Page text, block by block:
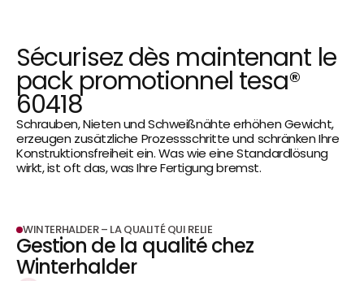
Sécurisez dès maintenant le
pack promotionnel tesa®
60418﻿
Schrauben, Nieten und Schweißnähte erhöhen Gewicht,
erzeugen zusätzliche Prozessschritte und schränken Ihre
Konstruktionsfreiheit ein. Was wie eine Standardlösung
wirkt, ist oft das, was Ihre Fertigung bremst.
WINTERHALDER – LA QUALITÉ QUI RELIE
Gestion de la qualité chez
Winterhalder